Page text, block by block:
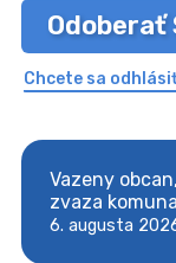
Odoberať
Chcete sa
Vazeny
zvaza
6. augusta